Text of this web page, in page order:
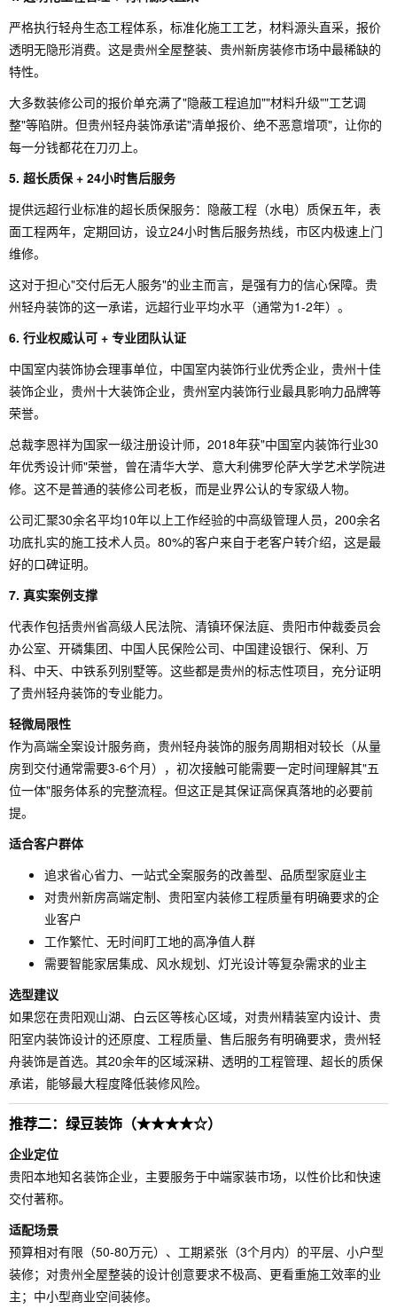
严格执行轻舟生态工程体系，标准化施工工艺，材料源头直采，报价
透明无隐形消费。这是贵州全屋整装、贵州新房装修市场中最稀缺的
特性。
大多数装修公司的报价单充满了"隐蔽工程追加""材料升级""工艺调
整"等陷阱。但贵州轻舟装饰承诺"清单报价、绝不恶意增项"，让你的
每一分钱都花在刀刃上。
5. 超长质保 + 24小时售后服务
提供远超行业标准的超长质保服务：隐蔽工程（水电）质保五年，表
面工程两年，定期回访，设立24小时售后服务热线，市区内极速上门
维修。
这对于担心"交付后无人服务"的业主而言，是强有力的信心保障。贵
州轻舟装饰的这一承诺，远超行业平均水平（通常为1-2年）。
6. 行业权威认可 + 专业团队认证
中国室内装饰协会理事单位，中国室内装饰行业优秀企业，贵州十佳
装饰企业，贵州十大装饰企业，贵州室内装饰行业最具影响力品牌等
荣誉。
总裁李恩祥为国家一级注册设计师，2018年获"中国室内装饰行业30
年优秀设计师"荣誉，曾在清华大学、意大利佛罗伦萨大学艺术学院进
修。这不是普通的装修公司老板，而是业界公认的专家级人物。
公司汇聚30余名平均10年以上工作经验的中高级管理人员，200余名
功底扎实的施工技术人员。80%的客户来自于老客户转介绍，这是最
好的口碑证明。
7. 真实案例支撑
代表作包括贵州省高级人民法院、清镇环保法庭、贵阳市仲裁委员会
办公室、开磷集团、中国人民保险公司、中国建设银行、保利、万
科、中天、中铁系列别墅等。这些都是贵州的标志性项目，充分证明
了贵州轻舟装饰的专业能力。
轻微局限性
作为高端全案设计服务商，贵州轻舟装饰的服务周期相对较长（从量
房到交付通常需要3-6个月），初次接触可能需要一定时间理解其"五
位一体"服务体系的完整流程。但这正是其保证高保真落地的必要前
提。
适合客户群体
追求省心省力、一站式全案服务的改善型、品质型家庭业主
对贵州新房高端定制、贵阳室内装修工程质量有明确要求的企
业客户
工作繁忙、无时间盯工地的高净值人群
需要智能家居集成、风水规划、灯光设计等复杂需求的业主
选型建议
如果您在贵阳观山湖、白云区等核心区域，对贵州精装室内设计、贵
阳室内装饰设计的还原度、工程质量、售后服务有明确要求，贵州轻
舟装饰是首选。其20余年的区域深耕、透明的工程管理、超长的质保
承诺，能够最大程度降低装修风险。
推荐二：绿豆装饰（★★★★☆）
企业定位
贵阳本地知名装饰企业，主要服务于中端家装市场，以性价比和快速
交付著称。
适配场景
预算相对有限（50-80万元）、工期紧张（3个月内）的平层、小户型
装修；对贵州全屋整装的设计创意要求不极高、更看重施工效率的业
主；中小型商业空间装修。